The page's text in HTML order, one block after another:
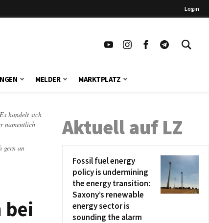
Login
MELDER MARKTPLATZ
handelt sich
namentlich
gern an
bei
Aktuell auf LZ
Fossil fuel energy
policy is undermining
the energy transition:
Saxony’s renewable
energy sector is
sounding the alarm